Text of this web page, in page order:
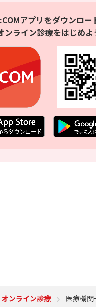
アプリをダウンロー
ンライン診療をはじめよ
オンライン診療 医療機